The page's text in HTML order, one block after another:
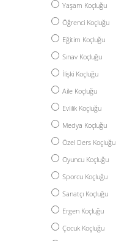
Yaşam Koçluğu
Öğrenci Koçluğu
Eğitim Koçluğu
Sınav Koçluğu
İlişki Koçluğu
Aile Koçluğu
Evlilik Koçluğu
Medya Koçluğu
Özel Ders Koçluğu
Oyuncu Koçluğu
Sporcu Koçluğu
Sanatçı Koçluğu
Ergen Koçluğu
Çocuk Koçluğu